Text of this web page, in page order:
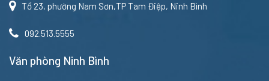
Tổ 23, phường Nam Sơn,TP Tam Điệp, Ninh Bình
092.513.5555
Văn phòng Ninh Bình